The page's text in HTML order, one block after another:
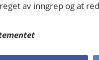
av inngrep og at